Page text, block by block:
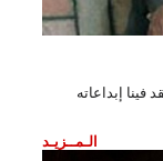
فينا إبداعاته
الـمــزيـد